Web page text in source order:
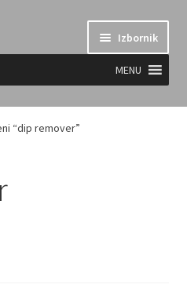
Izbornik
MENU
“dip remover”